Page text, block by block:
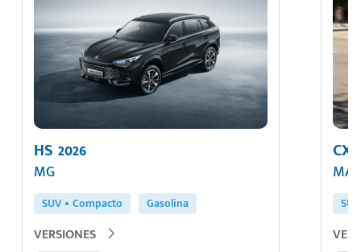
HS 2026
MG
SUV Compacto Gasolina
VERSIONES
CX-
SUV